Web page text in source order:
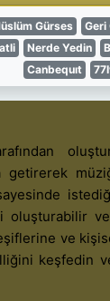
Gürses Geri
Nerde Yedin
Canbequıt
getirerek
oluşturabilir
ve
keşfedin